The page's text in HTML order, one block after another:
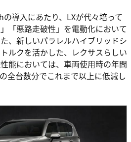
導入にあたり、LXが代々培って
「悪路走破性」を電動化において
、新しいパラレルハイブリッドシ
ルクを活かした、レクサスらしい
能においては、車両使用時の年間
全台数分でこれまで以上に低減し